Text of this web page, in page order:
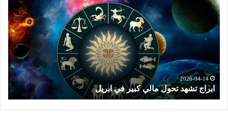
ا
ا
ل
ا
ب
ر
ا
2026-04-14
توقعات الابراج النصف الثاني من ابريل